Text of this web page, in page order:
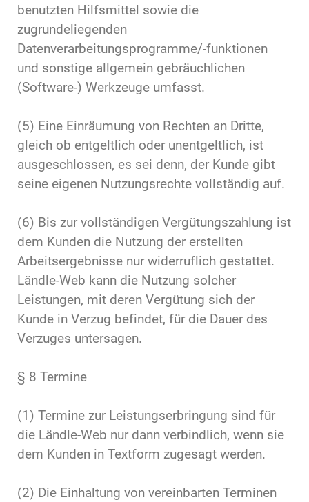
benutzten Hilfsmittel sowie die
zugrundeliegenden
Datenverarbeitungsprogramme/-funktionen
und sonstige allgemein gebräuchlichen
(Software-) Werkzeuge umfasst.
(5) Eine Einräumung von Rechten an Dritte,
gleich ob entgeltlich oder unentgeltlich, ist
ausgeschlossen, es sei denn, der Kunde gibt
seine eigenen Nutzungsrechte vollständig auf.
(6) Bis zur vollständigen Vergütungszahlung ist
dem Kunden die Nutzung der erstellten
Arbeitsergebnisse nur widerruflich gestattet.
Ländle-Web kann die Nutzung solcher
Leistungen, mit deren Vergütung sich der
Kunde in Verzug befindet, für die Dauer des
Verzuges untersagen.
§ 8 Termine
(1) Termine zur Leistungserbringung sind für
die Ländle-Web nur dann verbindlich, wenn sie
dem Kunden in Textform zugesagt werden.
(2) Die Einhaltung von vereinbarten Terminen